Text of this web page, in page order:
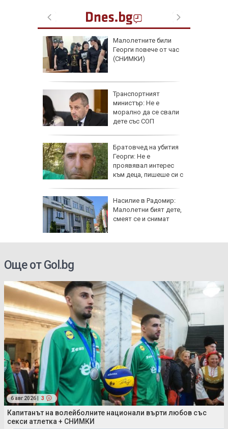
Малолетните били
Георги повече от час
(СНИМКИ)
Транспортният
министър: Не е
морално да се свали
дете със СОП
Братовчед на убития
Георги: Не е
проявявал интерес
към деца, пишеше си с
Насилие в Радомир:
Малолетни бият дете,
смеят се и снимат
Още от Gol.bg
6 авг 2026 | 3
Капитанът на волейболните национали върти любов със
секси атлетка + СНИМКИ